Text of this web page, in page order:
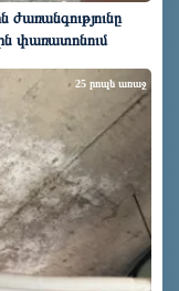
փառատոնում
25 րոպե առաջ